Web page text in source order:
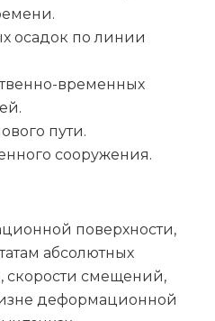
осадок по линии
временных
пути.
сооружения.
поверхности,
абсолютных
скорости смещений,
деформационной